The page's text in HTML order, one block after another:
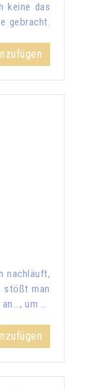
keine das
gebracht.
nachläuft,
stößt man
um …